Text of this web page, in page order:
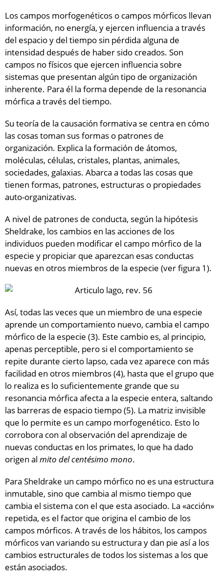
Los campos morfogenéticos o campos mórficos llevan
información, no energía, y ejercen influencia a través
del espacio y del tiempo sin pérdida alguna de
intensidad después de haber sido creados. Son
campos no físicos que ejercen influencia sobre
sistemas que presentan algún tipo de organización
inherente. Para él la forma depende de la resonancia
mórfica a través del tiempo.
Su teoría de la causación formativa se centra en cómo
las cosas toman sus formas o patrones de
organización. Explica la formación de átomos,
moléculas, células, cristales, plantas, animales,
sociedades, galaxias. Abarca a todas las cosas que
tienen formas, patrones, estructuras o propiedades
auto-organizativas.
A nivel de patrones de conducta, según la hipótesis
Sheldrake, los cambios en las acciones de los
individuos pueden modificar el campo mórfico de la
especie y propiciar que aparezcan esas conductas
nuevas en otros miembros de la especie (ver figura 1).
Así, todas las veces que un miembro de una especie
aprende un comportamiento nuevo, cambia el campo
mórfico de la especie (3). Este cambio es, al principio,
apenas perceptible, pero si el comportamiento se
repite durante cierto lapso, cada vez aparece con más
facilidad en otros miembros (4), hasta que el grupo que
lo realiza es lo suficientemente grande que su
resonancia mórfica afecta a la especie entera, saltando
las barreras de espacio tiempo (5). La matriz invisible
que lo permite es un campo morfogenético. Esto lo
corrobora con al observación del aprendizaje de
nuevas conductas en los primates, lo que ha dado
origen al mito del centésimo mono.
Para Sheldrake un campo mórfico no es una estructura
inmutable, sino que cambia al mismo tiempo que
cambia el sistema con el que esta asociado. La «acción»
repetida, es el factor que origina el cambio de los
campos mórficos. A través de los hábitos, los campos
mórficos van variando su estructura y dan pie así a los
cambios estructurales de todos los sistemas a los que
están asociados.